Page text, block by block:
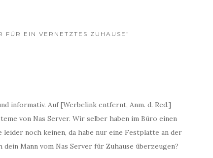
FÜR EIN VERNETZTES ZUHAUSE”
informativ. Auf [Werbelink entfernt, Anm. d. Red.]
von Nas Server. Wir selber haben im Büro einen
leider noch keinen, da habe nur eine Festplatte an der
Mann vom Nas Server für Zuhause überzeugen?